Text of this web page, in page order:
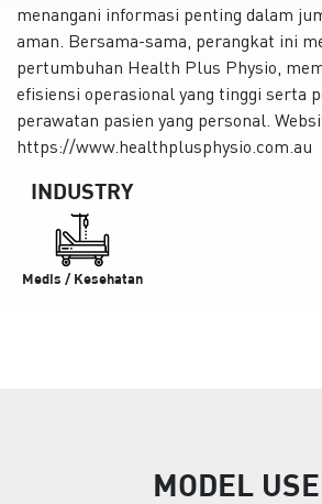
menangani informasi penting dalam
aman. Bersama-sama, perangkat ini
pertumbuhan Health Plus Physio,
efisiensi operasional yang tinggi serta
perawatan pasien yang personal.
https://www.healthplusphysio.com.au
INDUSTRY
Medis / Kesehatan
MODEL